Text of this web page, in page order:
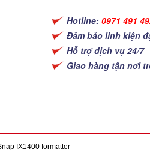
Hotline:0971 491
Đảm bảo linh kiện
Hỗ trợ dịch vụ 24/7
Giao hàng tận nơi
IX1400 formatter